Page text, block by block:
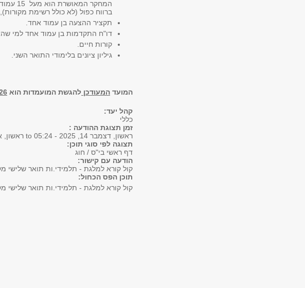
ברווח כפול (לא כולל רשימת מקורות), פונט 12 עם שוליים
תקציר ההצעה בן עמוד אחד.
דו"ח התקדמות בן עמוד אחד למי
קורות חיים.
גיליון ציונים בלימודי התואר השני.
המועד המעודכן להגשת המועמדות הוא
קהל יעד:
כללי
זמן תצוגת ההודעה :
ראשון, דצמבר 14, 2025 - 05:24
ראשון, אפריל
תצוגה לפי סוגי תוכן:
דף ראשי בי"ס / חוג
הודעה עם קישור:
קול קורא למלגת - תלמידי.ות תואר שלישי
תוכן הפס הכחול:
קול קורא למלגת - תלמידי.ות תואר שלישי